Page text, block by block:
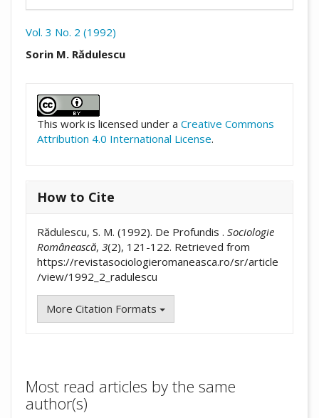
Vol. 3 No. 2 (1992)
Sorin M. Rădulescu
This work is licensed under a Creative Commons
Attribution 4.0 International License.
How to Cite
Rădulescu, S. M. (1992). De Profundis . Sociologie
Românească, 3(2), 121-122. Retrieved from
https://revistasociologieromaneasca.ro/sr/article
/view/1992_2_radulescu
More Citation Formats
Most read articles by the same
author(s)